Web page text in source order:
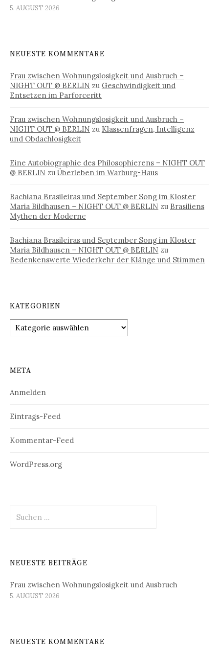
5. AUGUST 2026
NEUESTE KOMMENTARE
Frau zwischen Wohnungslosigkeit und Ausbruch –
NIGHT OUT @ BERLIN zu Geschwindigkeit und
Entsetzen im Parforceritt
Frau zwischen Wohnungslosigkeit und Ausbruch –
NIGHT OUT @ BERLIN zu Klassenfragen, Intelligenz
und Obdachlosigkeit
Eine Autobiographie des Philosophierens – NIGHT OUT
@ BERLIN zu Überleben im Warburg-Haus
Bachiana Brasileiras und September Song im Kloster
Maria Bildhausen – NIGHT OUT @ BERLIN zu Brasiliens
Mythen der Moderne
Bachiana Brasileiras und September Song im Kloster
Maria Bildhausen – NIGHT OUT @ BERLIN zu
Bedenkenswerte Wiederkehr der Klänge und Stimmen
KATEGORIEN
Kategorien
META
Anmelden
Eintrags-Feed
Kommentar-Feed
WordPress.org
nach:
NEUESTE BEITRÄGE
Frau zwischen Wohnungslosigkeit und Ausbruch
5. AUGUST 2026
NEUESTE KOMMENTARE